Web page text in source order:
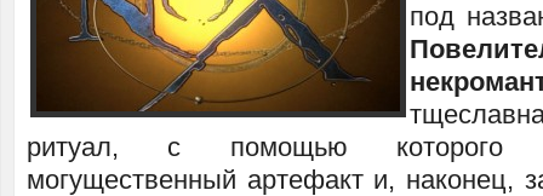
под
ритуал, с помощью которого
могущественный артефакт и, наконец,